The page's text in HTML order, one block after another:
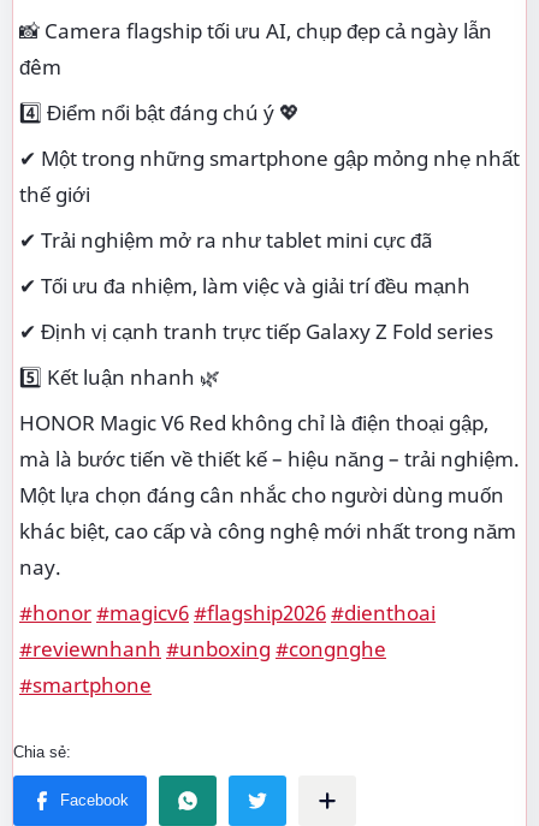
📸 Camera flagship tối ưu AI, chụp đẹp cả ngày lẫn
đêm
4️⃣ Điểm nổi bật đáng chú ý 💖
✔ Một trong những smartphone gập mỏng nhẹ nhất
thế giới
✔ Trải nghiệm mở ra như tablet mini cực đã
✔ Tối ưu đa nhiệm, làm việc và giải trí đều mạnh
✔ Định vị cạnh tranh trực tiếp Galaxy Z Fold series
5️⃣ Kết luận nhanh 🌿
HONOR Magic V6 Red không chỉ là điện thoại gập,
mà là bước tiến về thiết kế – hiệu năng – trải nghiệm.
Một lựa chọn đáng cân nhắc cho người dùng muốn
khác biệt, cao cấp và công nghệ mới nhất trong năm
nay.
#honor#magicv6#flagship2026#dienthoai
#reviewnhanh #unboxing #congnghe
#smartphone